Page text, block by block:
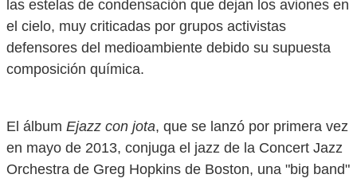
las estelas de condensación que dejan los aviones en
el cielo, muy criticadas por grupos activistas
defensores del medioambiente debido su supuesta
composición química.
El álbum Ejazz con jota, que se lanzó por primera vez
en mayo de 2013, conjuga el jazz de la Concert Jazz
Orchestra de Greg Hopkins de Boston, una "big band"